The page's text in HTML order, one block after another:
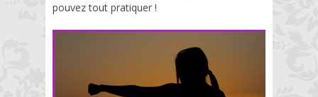
pouvez tout pratiquer !